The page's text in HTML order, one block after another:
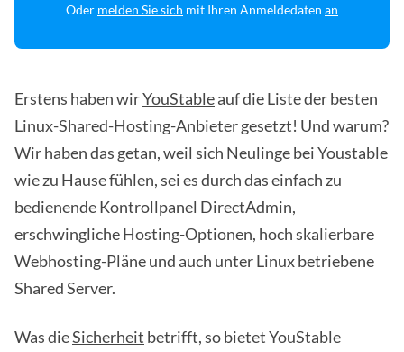
Oder melden Sie sich mit Ihren Anmeldedaten an
Erstens haben wirYouStableauf die Liste der besten
Linux-Shared-Hosting-Anbieter gesetzt! Und warum?
Wir haben das getan, weil sich Neulinge bei Youstable
wie zu Hause fühlen, sei es durch das einfach zu
bedienende Kontrollpanel DirectAdmin,
erschwingliche Hosting-Optionen, hoch skalierbare
Webhosting-Pläne und auch unter Linux betriebene
Shared Server.
Was dieSicherheit betrifft, so bietet YouStable